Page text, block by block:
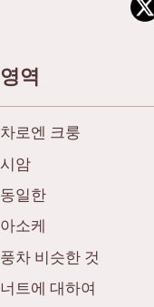
영역
차로엔 크룽
시암
동일한
아소케
풍차 비슷한 것
너트에 대하여